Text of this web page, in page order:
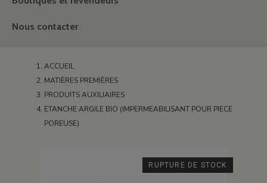
Nous contacter
ACCUEIL
MATIÈRES PREMIÈRES
PRODUITS AUXILIAIRES
ETANCHE ARGILE BIO (IMPERMEABILISANT POUR PIECE
POREUSE)
RUPTURE DE STOCK